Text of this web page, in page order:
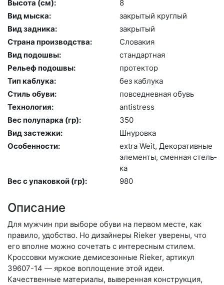
Высота (cм):
8
Вид мыска:
зак­ры­тый круг­лый
Вид задника:
зак­ры­тый
Страна производства:
Сло­вакия
Вид подошвы:
стан­дарт­ная
Рельеф подошвы:
про­тек­тор
Тип каблука:
без каб­лу­ка
Стиль обуви:
пов­седнев­ная обувь
Технология:
an­tist­ress
Вес полупарка (гр):
350
Вид застежки:
Шну­ров­ка
Особенности:
ext­ra We­it, Де­кора­тив­ные
эле­мен­ты, смен­ная стель­
ка
Вес с упаковкой (гр):
980
Описание
Для мужчин при выборе обуви на первом месте, как
правило, удобство. Но дизайнеры Rieker уверены, что
его вполне можно сочетать с интересным стилем.
Кроссовки мужские демисезонные Rieker, артикул
39607-14 — яркое воплощение этой идеи.
Качественные материалы, выверенная конструкция,